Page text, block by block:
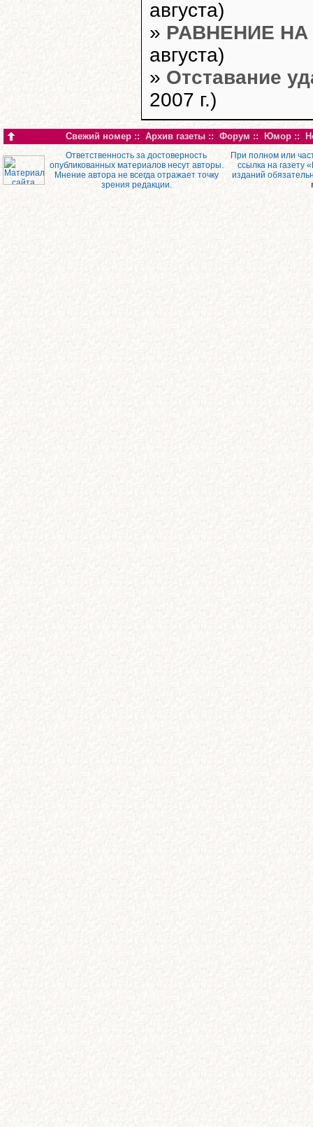
августа)
» РАВНЕНИЕ
августа)
» Отставание
2007 г.)
Свежий номер :: Архив газеты :: Форум :: Юмор ::
Ответственность за достоверность
опубликованных материалов несут авторы.
Мнение автора не всегда отражает точку
зрения редакции.
При полном или
ссылка на газету
изданий